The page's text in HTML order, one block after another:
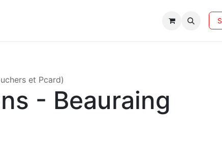
et Pcard)
- Beauraing